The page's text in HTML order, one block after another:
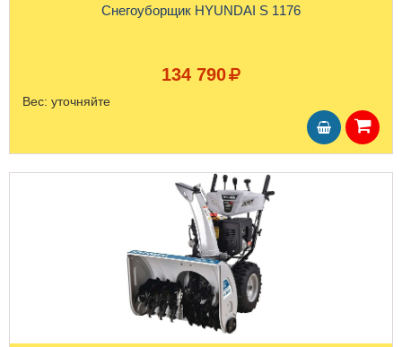
Снегоуборщик HYUNDAI S 1176
134 790
Вес: уточняйте